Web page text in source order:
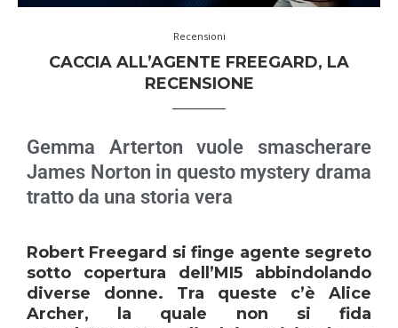
Recensioni
CACCIA ALL’AGENTE FREEGARD, LA
RECENSIONE
Gemma Arterton vuole smascherare
James Norton in questo mystery drama
tratto da una storia vera
Robert Freegard si finge agente segreto
sotto copertura dell’MI5 abbindolando
diverse donne. Tra queste c’è Alice
Archer, la quale non si fida